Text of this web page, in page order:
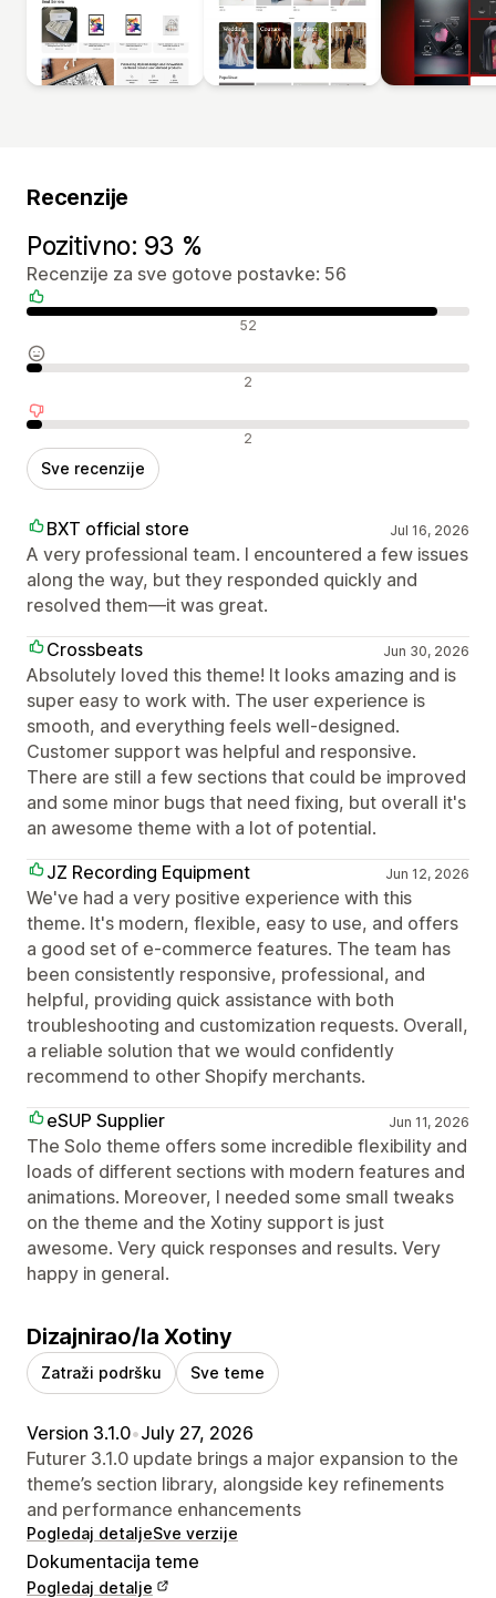
Recenzije
Pozitivno: 93 %
Recenzije za sve gotove postavke: 56
Pozitivne recenzije 52
Neutralne recenzije 2
Negativne recenzije 2
Sve recenzije
BXT official store Jul 16, 2026
A very professional team. I encountered a few issues
along the way, but they responded quickly and
resolved them—it was great.
Crossbeats
Jun 30, 2026
Absolutely loved this theme! It looks amazing and is
super easy to work with. The user experience is
smooth, and everything feels well-designed.
Customer support was helpful and responsive.
There are still a few sections that could be improved
and some minor bugs that need fixing, but overall it's
an awesome theme with a lot of potential.
JZ Recording Equipment
Jun 12, 2026
We've had a very positive experience with this
theme. It's modern, flexible, easy to use, and offers
a good set of e-commerce features. The team has
been consistently responsive, professional, and
helpful, providing quick assistance with both
troubleshooting and customization requests. Overall,
a reliable solution that we would confidently
recommend to other Shopify merchants.
eSUP Supplier
Jun 11, 2026
The Solo theme offers some incredible flexibility and
loads of different sections with modern features and
animations. Moreover, I needed some small tweaks
on the theme and the Xotiny support is just
awesome. Very quick responses and results. Very
happy in general.
Dizajnirao/la Xotiny
Zatraži podršku Sve teme
Version 3.1.0•July 27, 2026
Futurer 3.1.0 update brings a major expansion to the
theme’s section library, alongside key refinements
and performance enhancements
Pogledaj detaljeSve verzije
Dokumentacija teme
Pogledaj detalje